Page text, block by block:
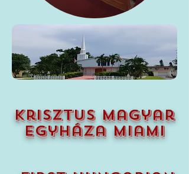
krisztus magyar
egyháza miami